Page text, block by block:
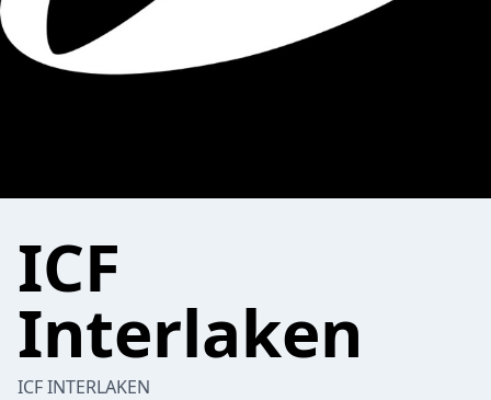
ICF
Interlaken
ICF INTERLAKEN